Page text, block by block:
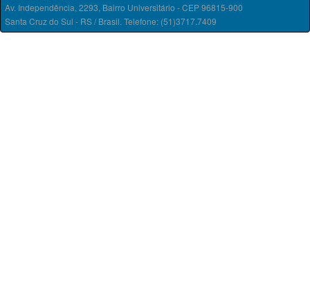
Av. Independência, 2293, Bairro Universitário - CEP 96815-900
Santa Cruz do Sul - RS / Brasil. Telefone: (51)3717.7409